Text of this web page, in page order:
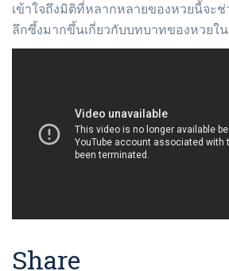
เข้าใจถึงมิติที่หลากหลายของหวยนี้จะ
ลึกซึ้งมากขึ้นเกี่ยวกับบทบาทของหวยใ
Share